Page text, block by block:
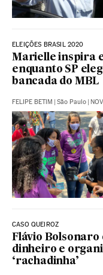
ELEIÇÕES BRASIL 2020
Marielle inspira
enquanto SP
bancada do MBL
FELIPE BETIM | São Paulo |
CASO QUEIROZ
Flávio Bolsonaro
dinheiro e
‘rachadinha’